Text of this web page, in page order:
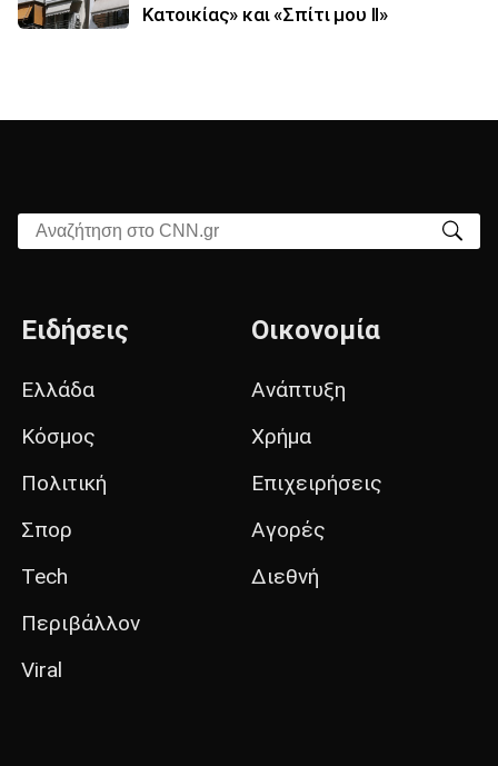
Κατοικίας» και «Σπίτι μου ΙΙ»
Αναζήτηση στο CNN.gr
Ειδήσεις
Ελλάδα
Κόσμος
Πολιτική
Σπορ
Tech
Περιβάλλον
Viral
Οικονομία
Ανάπτυξη
Χρήμα
Επιχειρήσεις
Αγορές
Διεθνή